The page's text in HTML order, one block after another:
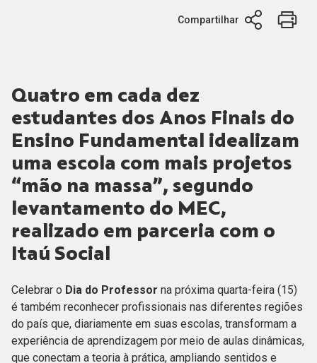
Compartilhar
Quatro em cada dez
estudantes dos Anos Finais do
Ensino Fundamental idealizam
uma escola com mais projetos
“mão na massa”, segundo
levantamento do MEC,
realizado em parceria com o
Itaú Social
Celebrar o Dia do Professor na próxima quarta-feira (15)
é também reconhecer profissionais nas diferentes regiões
do país que, diariamente em suas escolas, transformam a
experiência de aprendizagem por meio de aulas dinâmicas,
que conectam a teoria à prática, ampliando sentidos e